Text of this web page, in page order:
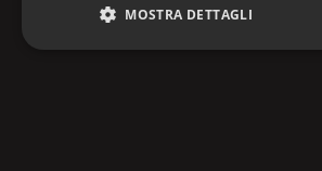
1 2 3
MOSTRA DETTAGLI